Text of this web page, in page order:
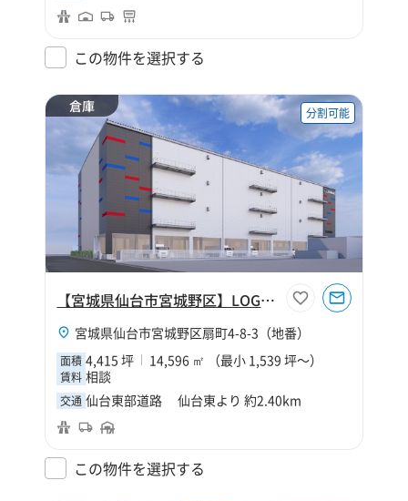
この物件を選択する
倉庫 分割可能
【宮城県仙台市宮城野区】LOGIBASE仙台Ⅱ
宮城県仙台市宮城野区扇町4-8-3（地番）
面積 4,415 坪 14,596 ㎡ （最小 1,539 坪～）
賃料 相談
交通 仙台東部道路 仙台東より 約2.40km
この物件を選択する